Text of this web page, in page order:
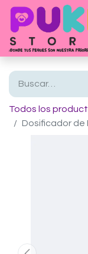
Todos los
Dosificador de